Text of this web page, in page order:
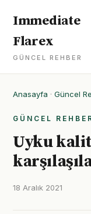
Immediate
Flarex
GÜNCEL REHBER
Anasayfa · Güncel
GÜNCEL
Uyku
18 Aralık 2021